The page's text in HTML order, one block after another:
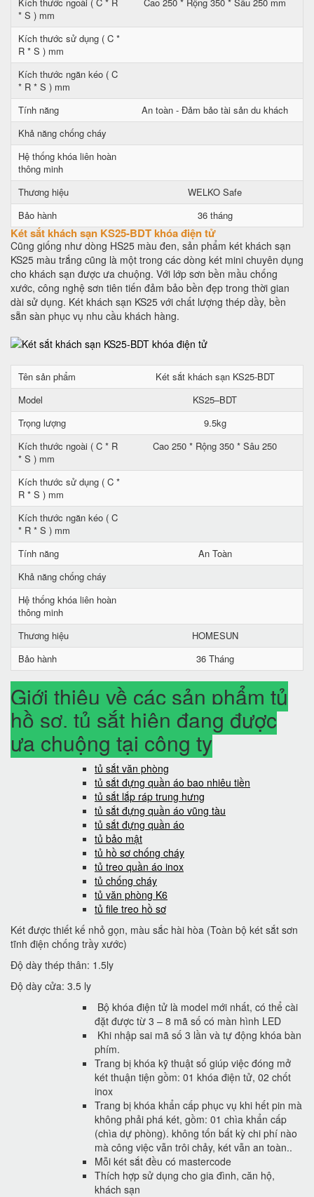
* S ) mm
Kích thước sử dụng ( C *
R * S ) mm
Kích thước ngăn kéo ( C
* R * S ) mm
Tính năng
An toàn - Đảm bảo tài sản du khách
Khả năng chống cháy
Hệ thống khóa liên hoàn
thông minh
Thương hiệu
WELKO Safe
Bảo hành
36 tháng
Két sắt khách sạn KS25-BDT khóa điện tử
Cũng giống như dòng HS25 màu đen, sản phẩm két khách sạn
KS25 màu trắng cũng là một trong các dòng két mini chuyên dụng
cho khách sạn được ưa chuộng. Với lớp sơn bền mầu chống
xước, công nghệ sơn tiên tiến đảm bảo bền đẹp trong thời gian
dài sử dụng. Két khách sạn KS25 với chất lượng thép dầy, bền
sẵn sàn phục vụ nhu cầu khách hàng.
Tên sản phẩm
Két sắt khách sạn KS25-BDT
Model
KS25–BDT
Trọng lượng
9.5kg
Kích thước ngoài ( C * R
* S ) mm
Cao 250 * Rộng 350 * Sâu 250
Kích thước sử dụng ( C *
R * S ) mm
Kích thước ngăn kéo ( C
* R * S ) mm
Tính năng
An Toàn
Khả năng chống cháy
Hệ thống khóa liên hoàn
thông minh
Thương hiệu
HOMESUN
Bảo hành
36 Tháng
Giới thiệu về các sản phẩm tủ
hồ sơ, tủ sắt hiện đang được
ưa chuộng tại công ty
tủ sắt văn phòng
tủ sắt đựng quần áo bao nhiêu tiền
tủ sắt lắp ráp trung hưng
tủ sắt đựng quần áo vũng tàu
tủ sắt đựng quần áo
tủ bảo mật
tủ hồ sơ chống cháy
tủ treo quần áo inox
tủ chống cháy
tủ văn phòng K6
tủ file treo hồ sơ
Két được thiết kế nhỏ gọn, màu sắc hài hòa (Toàn bộ két sắt sơn
tĩnh điện chống trầy xước)
Độ dày thép thân: 1.5ly
Độ dày cửa: 3.5 ly
Bộ khóa điện tử là model mới nhất, có thể cài
đặt được từ 3 – 8 mã số có màn hình LED
Khi nhập sai mã số 3 lần và tự động khóa bàn
phím.
Trang bị khóa kỹ thuật số giúp việc đóng mở
két thuận tiện gồm: 01 khóa điện tử, 02 chốt
inox
Trang bị khóa khẩn cấp phục vụ khi hết pin mà
không phải phá két, gồm: 01 chìa khẩn cấp
(chìa dự phòng). không tốn bất kỳ chi phí nào
mà công việc vẫn trôi chảy, két vẫn an toàn..
Mỗi két sắt đều có mastercode
Thích hợp sử dụng cho gia đình, căn hộ,
khách sạn